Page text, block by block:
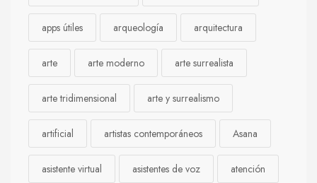
apps útiles arqueología arquitectura
arte arte moderno arte surrealista
arte tridimensional arte y surrealismo
artificial artistas contemporáneos Asana
asistente virtual asistentes de voz atención